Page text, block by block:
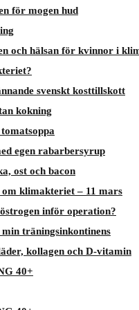
för mogen hud
och hälsan för kvinnor i
svenskt kosttillskott
kokning
egen rabarbersyrup
ost och bacon
klimakteriet – 11 mars
inför operation?
träningsinkontinens
kollagen och D-vitamin
40+